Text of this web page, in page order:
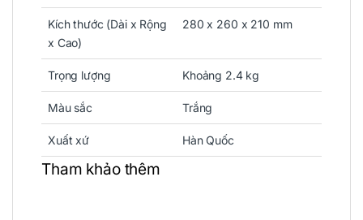
Kích thước (Dài x Rộng
x Cao)
280 x 260 x 210 mm
Trọng lượng Khoảng 2.4 kg
Màu sắc Trắng
Xuất xứ Hàn Quốc
Tham khảo thêm